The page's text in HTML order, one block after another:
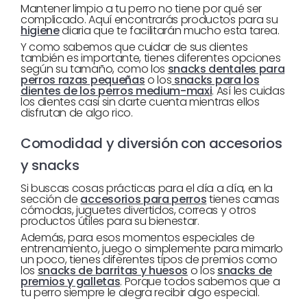
Mantener limpio a tu perro no tiene por qué ser
complicado. Aquí encontrarás productos para su
higienediaria que te facilitarán mucho esta tarea.
Y como sabemos que cuidar de sus dientes
también es importante, tienes diferentes opciones
según su tamaño, como los snacks dentales para
perros razas pequeñaso los snacks para los
dientes de los perros medium-maxi. Así les cuidas
los dientes casi sin darte cuenta mientras ellos
disfrutan de algo rico.
Comodidad y diversión con accesorios
y snacks
Si buscas cosas prácticas para el día a día, en la
sección de accesorios para perrostienes camas
cómodas, juguetes divertidos, correas y otros
productos útiles para su bienestar.
Además, para esos momentos especiales de
entrenamiento, juego o simplemente para mimarlo
un poco, tienes diferentes tipos de premios como
lossnacks de barritas y huesos o los snacks de
premios y galletas. Porque todos sabemos que a
tu perro siempre le alegra recibir algo especial.